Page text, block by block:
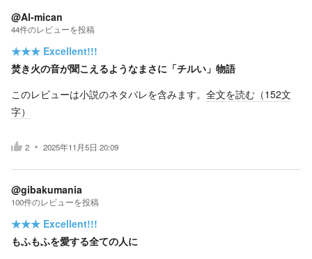
@Al-mican
44件のレビューを投稿
★★★ Excellent!!!
焚き火の音が聞こえるようなまさに「チルい」物語
このレビューは小説のネタバレを含みます。 全文を読む（152文
字）
2 2025年11月5日 20:09
@gibakumania
100件のレビューを投稿
★★★ Excellent!!!
もふもふを愛する全ての人に